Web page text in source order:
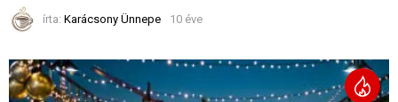
írta: Karácsony Ünnepe 10 éve